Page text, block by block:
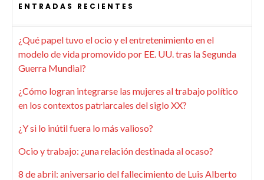
ENTRADAS RECIENTES
¿Qué papel tuvo el ocio y el entretenimiento en el
modelo de vida promovido por EE. UU. tras la Segunda
Guerra Mundial?
¿Cómo logran integrarse las mujeres al trabajo político
en los contextos patriarcales del siglo XX?
¿Y si lo inútil fuera lo más valioso?
Ocio y trabajo: ¿una relación destinada al ocaso?
8 de abril: aniversario del fallecimiento de Luis Alberto